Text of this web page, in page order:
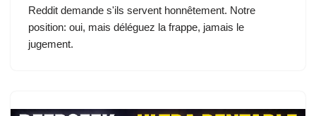
Reddit demande s'ils servent honnêtement. Notre
position: oui, mais déléguez la frappe, jamais le
jugement.